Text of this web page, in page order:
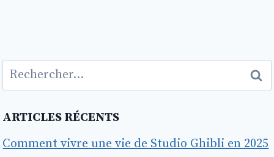
Rechercher :
ARTICLES RÉCENTS
Comment vivre une vie de Studio Ghibli en 2025